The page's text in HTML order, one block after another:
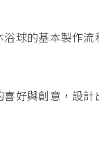
球的基本製作
好與創意，設計